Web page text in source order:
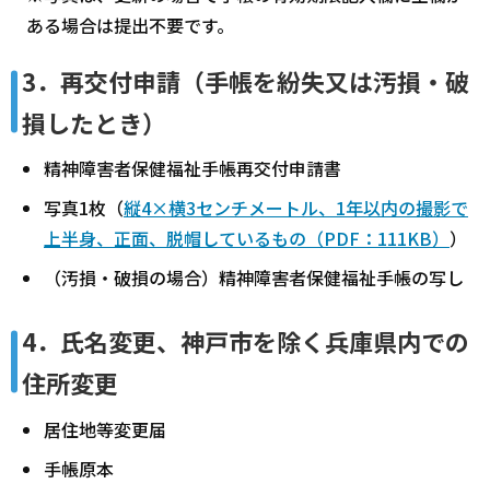
ある場合は提出不要です。
3．再交付申請（手帳を紛失又は汚損・破
損したとき）
精神障害者保健福祉手帳再交付申請書
写真1枚（縦4×横3センチメートル、1年以内の撮影で
上半身、正面、脱帽しているもの（PDF：111KB） ）
（汚損・破損の場合）精神障害者保健福祉手帳の写し
4．氏名変更、神戸市を除く兵庫県内での
住所変更
居住地等変更届
手帳原本